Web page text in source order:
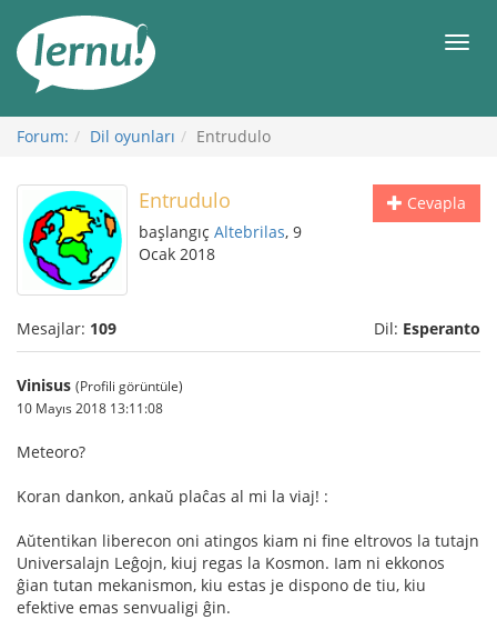
Görüntüleme
Forum: Dil oyunları Entrudulo
Cevapla
Entrudulo
başlangıç Altebrilas, 9
Ocak 2018
Mesajlar: 109 Dil: Esperanto
Vinisus (Profili görüntüle)
10 Mayıs 2018 13:11:08
Meteoro?
Koran dankon, ankaŭ plaĉas al mi la viaj! :
Aŭtentikan liberecon oni atingos kiam ni fine eltrovos la tutajn
Universalajn Leĝojn, kiuj regas la Kosmon. Iam ni ekkonos
ĝian tutan mekanismon, kiu estas je dispono de tiu, kiu
efektive emas senvualigi ĝin.